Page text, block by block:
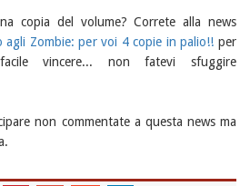
copia del volume? Correte alla news
agli Zombie: per voi 4 copie in palio!! per
vincere... non fatevi sfuggire
non commentate a questa news ma